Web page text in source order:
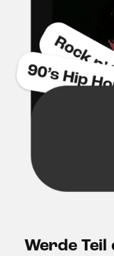
Werde